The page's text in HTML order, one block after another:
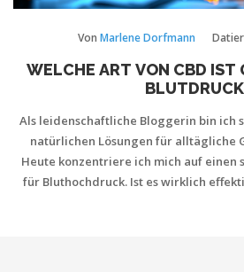
Von Marlene Dorfmann
WELCHE ART VON CBD IST
Als leidenschaftliche Bloggerin bin ich
natürlichen Lösungen für alltägliche
Heute konzentriere ich mich auf einen
für Bluthochdruck. Ist es wirklich